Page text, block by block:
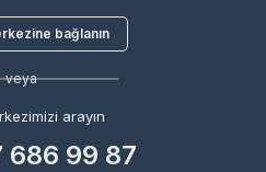
bağlanın
veya
arayın
686 99 87